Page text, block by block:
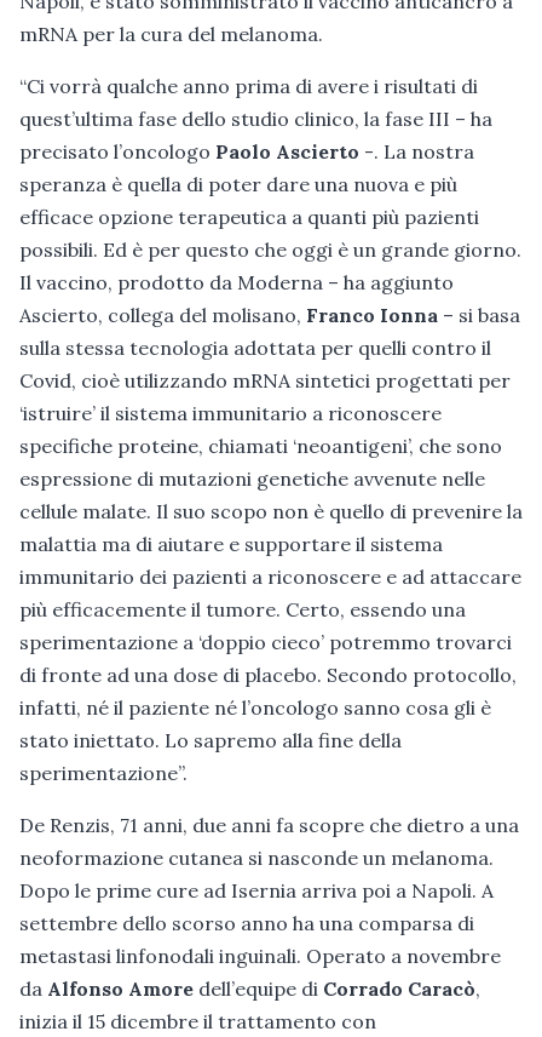
mRNA per la cura del melanoma.
“Ci vorrà qualche anno prima di avere i risultati di
quest’ultima fase dello studio clinico, la fase III – ha
precisato l’oncologo Paolo Ascierto -. La nostra
speranza è quella di poter dare una nuova e più
efficace opzione terapeutica a quanti più pazienti
possibili. Ed è per questo che oggi è un grande giorno.
Il vaccino, prodotto da Moderna – ha aggiunto
Ascierto, collega del molisano, Franco Ionna – si basa
sulla stessa tecnologia adottata per quelli contro il
Covid, cioè utilizzando mRNA sintetici progettati per
‘istruire’ il sistema immunitario a riconoscere
specifiche proteine, chiamati ‘neoantigeni’, che sono
espressione di mutazioni genetiche avvenute nelle
cellule malate. Il suo scopo non è quello di prevenire la
malattia ma di aiutare e supportare il sistema
immunitario dei pazienti a riconoscere e ad attaccare
più efficacemente il tumore. Certo, essendo una
sperimentazione a ‘doppio cieco’ potremmo trovarci
di fronte ad una dose di placebo. Secondo protocollo,
infatti, né il paziente né l’oncologo sanno cosa gli è
stato iniettato. Lo sapremo alla fine della
sperimentazione”.
De Renzis, 71 anni, due anni fa scopre che dietro a una
neoformazione cutanea si nasconde un melanoma.
Dopo le prime cure ad Isernia arriva poi a Napoli. A
settembre dello scorso anno ha una comparsa di
metastasi linfonodali inguinali. Operato a novembre
da Alfonso Amore dell’equipe di Corrado Caracò,
inizia il 15 dicembre il trattamento con